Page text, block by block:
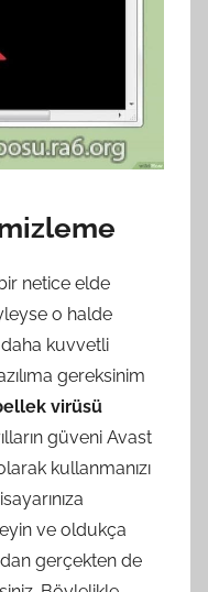
netice elde
o halde
kuvvetli
gereksinim
virüsü
güveni Avast
kullanmanızı
ve oldukça
gerçekten de